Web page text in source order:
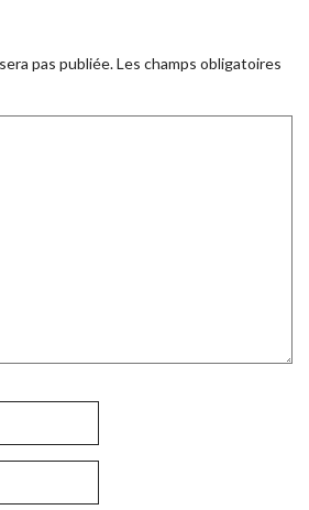
pas publiée.Les champs obligatoires